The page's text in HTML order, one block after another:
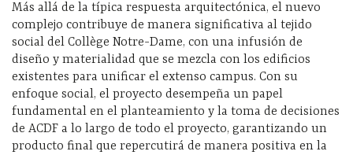
Más allá de la típica respuesta arquitectónica, el nuevo
complejo contribuye de manera significativa al tejido
social del Collège Notre-Dame, con una infusión de
diseño y materialidad que se mezcla con los edificios
existentes para unificar el extenso campus. Con su
enfoque social, el proyecto desempeña un papel
fundamental en el planteamiento y la toma de decisiones
de ACDF a lo largo de todo el proyecto, garantizando un
producto final que repercutirá de manera positiva en la